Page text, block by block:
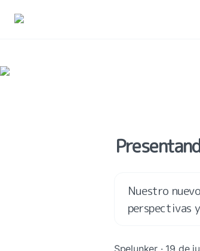
Nuestro
perspectivas
Spelunker · 19 de